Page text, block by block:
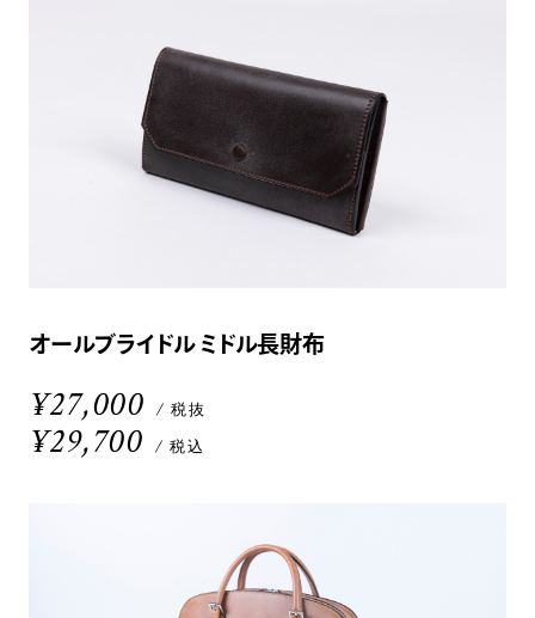
オールブライドル ミドル長財布
¥27,000 / 税抜
¥29,700 / 税込